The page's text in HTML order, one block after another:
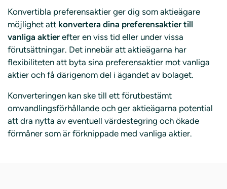
Konvertibla preferensaktier ger dig som aktieägare
möjlighet att konvertera dina preferensaktier till
vanliga aktier efter en viss tid eller under vissa
förutsättningar. Det innebär att aktieägarna har
flexibiliteten att byta sina preferensaktier mot vanliga
aktier och få därigenom del i ägandet av bolaget.
Konverteringen kan ske till ett förutbestämt
omvandlingsförhållande och ger aktieägarna potential
att dra nytta av eventuell värdestegring och ökade
förmåner som är förknippade med vanliga aktier.